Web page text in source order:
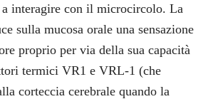
a interagire con il microcircolo. La
sulla mucosa orale una sensazione
proprio per via della sua capacità
termici VR1 e VRL-1 (che
corteccia cerebrale quando la